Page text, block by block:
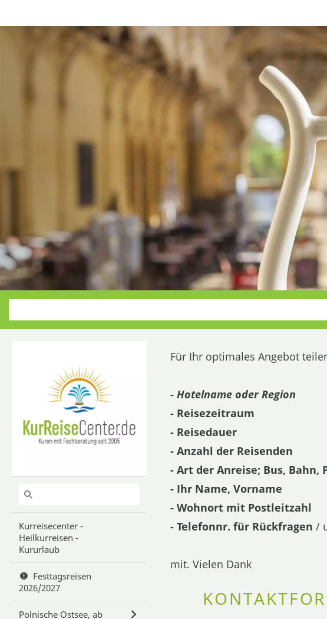
Kurreisecenter -
Heilkurreisen -
Kururlaub
Festtagsreisen
2026/2027
Polnische Ostsee, ab
Für Ihr optimales Angebot
- Hotelname oder Region
- Reisezeitraum
- Reisedauer
- Anzahl der Reisenden
- Art der Anreise; Bus, Bahn,
- Ihr Name, Vorname
- Wohnort mit Postleitzahl
- Telefonnr. für Rückfragen /
mit. Vielen Dank